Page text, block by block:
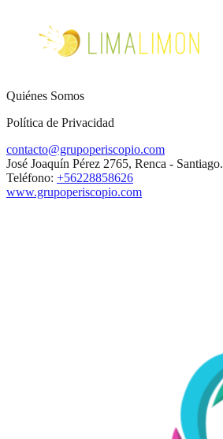
Quiénes Somos
Política de Privacidad
contacto@grupoperiscopio.com
José Joaquín Pérez 2765, Renca - Santiago.
Teléfono: +56228858626
www.grupoperiscopio.com